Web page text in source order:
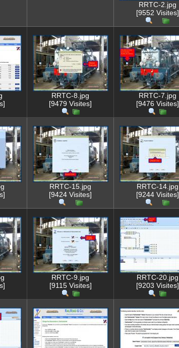
RRTC-2.jpg
[9552 Visites]
RRTC-8.jpg
[9479 Visites]
RRTC-7.jpg
[9476 Visites]
RRTC-15.jpg
[9424 Visites]
RRTC-14.jpg
[9244 Visites]
RRTC-9.jpg
[9115 Visites]
RRTC-20.jpg
[9203 Visites]